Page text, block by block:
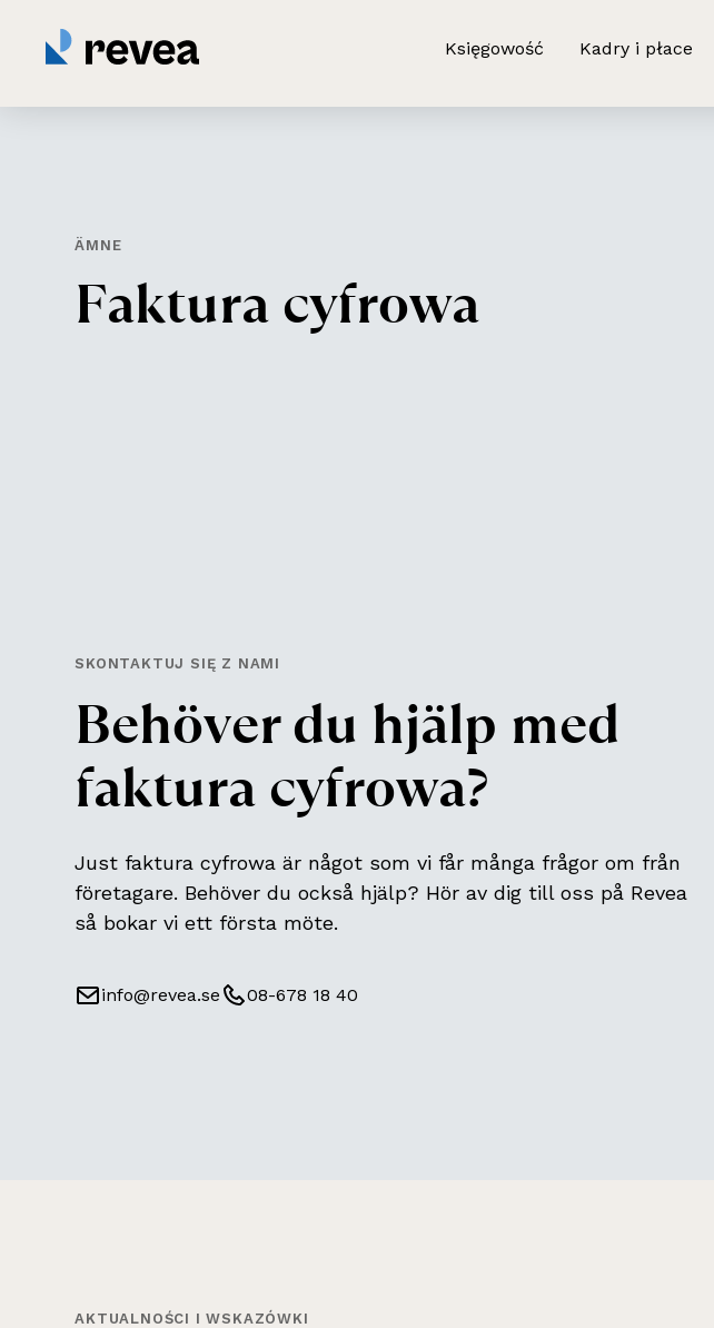
Księgowość Kadry i płace
ÄMNE
Faktura cyfrowa
SKONTAKTUJ SIĘ Z NAMI
Behöver du hjälp med
faktura cyfrowa?
Justfaktura cyfrowa är något som vi får många frågor om från
företagare. Behöver du också hjälp? Hör av dig till oss på Revea
så bokar vi ett första möte.
info@revea.se 08-678 18 40
AKTUALNOŚCI I WSKAZÓWKI